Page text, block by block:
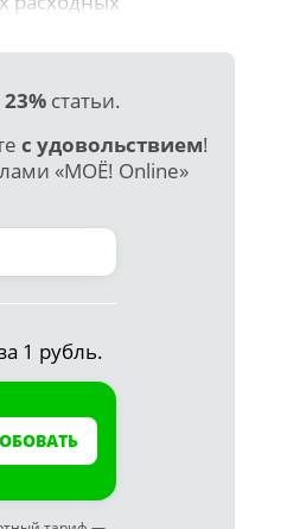
23%статьи.
с удовольствием!
«МОЁ! Online»
1 рубль.